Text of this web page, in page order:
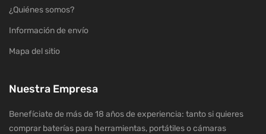
¿Quiénes somos?
Información de envío
Mapa del sitio
Nuestra Empresa
Benefíciate de más de 18 años de experiencia: tanto si quieres
comprar baterías para herramientas, portátiles o cámaras